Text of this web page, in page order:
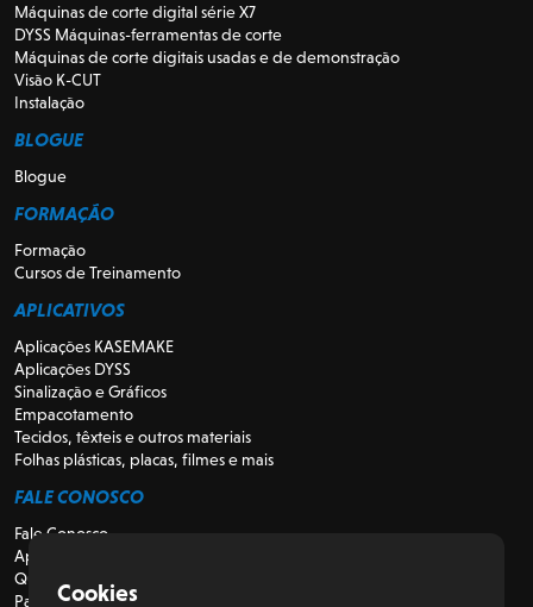
Máquinas de corte digital série X7
DYSS Máquinas-ferramentas de corte
Máquinas de corte digitais usadas e de demonstração
Visão K-CUT
Instalação
BLOGUE
Blogue
FORMAÇÃO
Formação
Cursos de Treinamento
APLICATIVOS
Aplicações KASEMAKE
Aplicações DYSS
Sinalização e Gráficos
Empacotamento
Tecidos, têxteis e outros materiais
Folhas plásticas, placas, filmes e mais
FALE CONOSCO
Fale Conosco
Apoio
Quem somos
Para Revendedores
Cookies